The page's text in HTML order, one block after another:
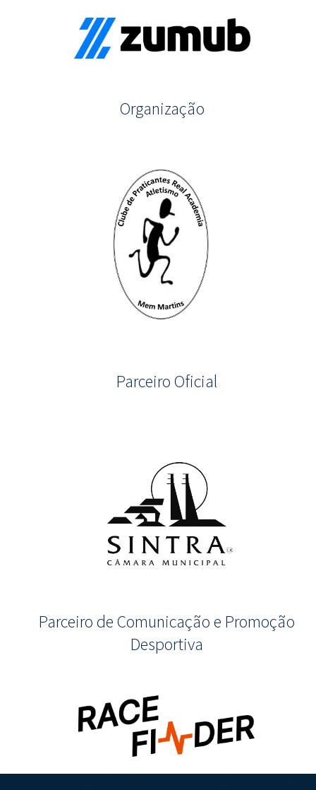
Organização
Parceiro Oficial
Parceiro de Comunicação e Promoção
Desportiva